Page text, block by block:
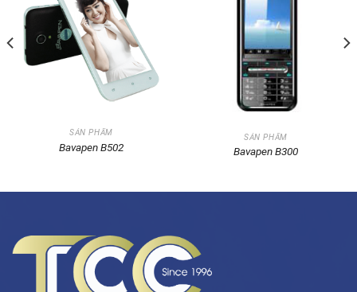
SẢN PHẨM
Bavapen B502
SẢN PHẨM
Bavapen B300